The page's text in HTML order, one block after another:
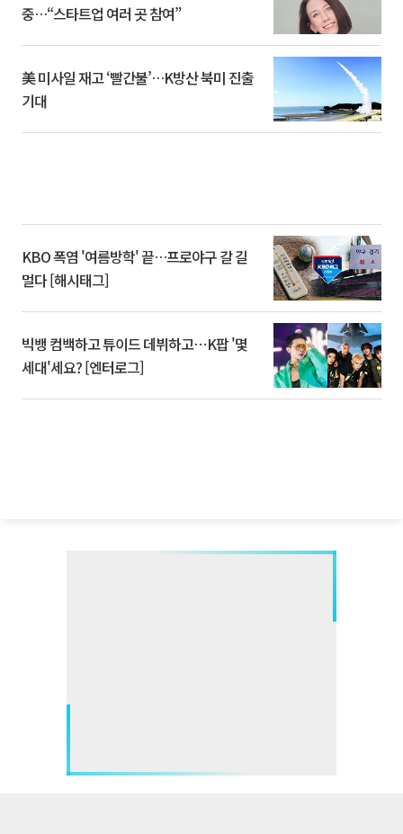
중…“스타트업 여러 곳 참여”
美 미사일 재고 ‘빨간불’…K방산 북미 진출
기대
KBO 폭염 '여름방학' 끝…프로야구 갈 길
멀다 [해시태그]
빅뱅 컴백하고 튜이드 데뷔하고⋯K팝 '몇
세대'세요? [엔터로그]